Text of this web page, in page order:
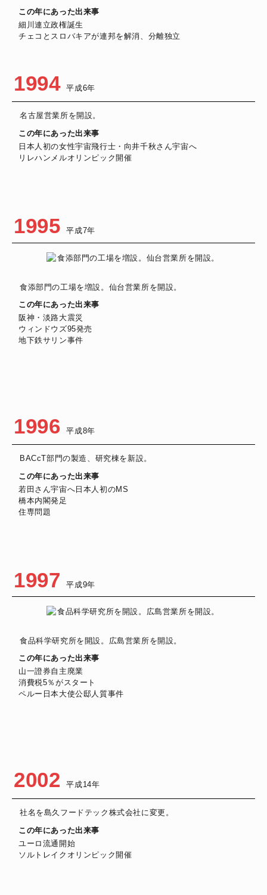
この年にあった出来事
細川連立政権誕生
チェコとスロバキアが連邦を解消、分離独立
1994 平成6年
名古屋営業所を開設。
この年にあった出来事
日本人初の女性宇宙飛行士・向井千秋さん宇宙へ
リレハンメルオリンピック開催
1995 平成7年
食添部門の工場を増設。仙台営業所を開設。
この年にあった出来事
阪神・淡路大震災
ウィンドウズ95発売
地下鉄サリン事件
1996 平成8年
BACcT部門の製造、研究棟を新設。
この年にあった出来事
若田さん宇宙へ日本人初のMS
橋本内閣発足
住専問題
1997 平成9年
食品科学研究所を開設。広島営業所を開設。
この年にあった出来事
山一證券自主廃業
消費税5％がスタート
ペルー日本大使公邸人質事件
2002 平成14年
社名を島久フードテック株式会社に変更。
この年にあった出来事
ユーロ流通開始
ソルトレイクオリンピック開催